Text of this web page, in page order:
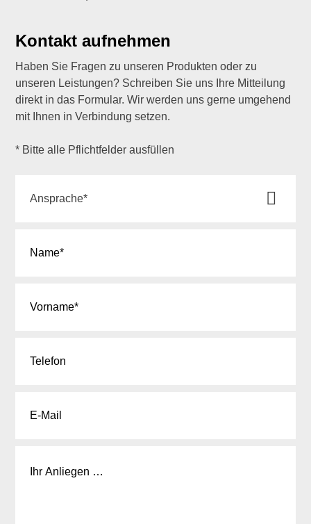
Kontakt aufnehmen
Haben Sie Fragen zu unseren Produkten oder zu
unseren Leistungen? Schreiben Sie uns Ihre Mitteilung
direkt in das Formular. Wir werden uns gerne umgehend
mit Ihnen in Verbindung setzen.
* Bitte alle Pflichtfelder ausfüllen